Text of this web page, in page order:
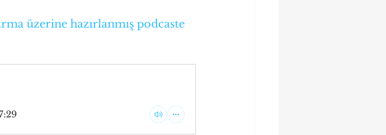
üzerine hazırlanmış podcaste